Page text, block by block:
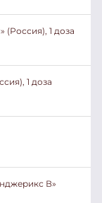
(Россия), 1 доза
1 доза
В»